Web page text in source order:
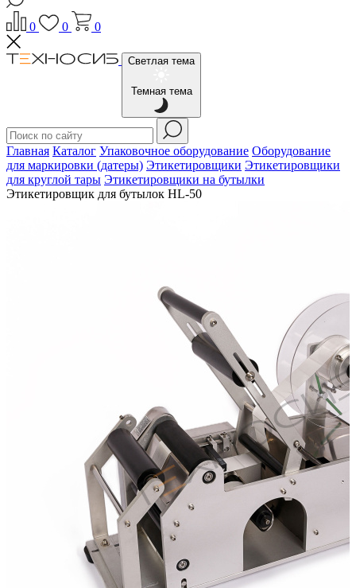
0 0 0
Светлая тема
Темная тема
Главная Каталог Упаковочное оборудование Оборудование
для маркировки (датеры) Этикетировщики Этикетировщики
для круглой тары Этикетировщики на бутылки
Этикетировщик для бутылок HL-50